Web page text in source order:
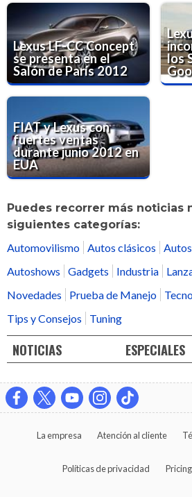
Lexus LF-CC Concept
se presenta en el
Salón de París 2012
los
FIAT y Lexus con
fuertes ventas
durante junio 2012 en
EUA
Puedes recorrer más noticias
siguientes categorías:
Automovilismo Autos clásicos
Autoshows
Gadgets Industria
Novedades
Prueba de Manejo
Tips y Consejos
Tuning
NOTICIAS ESPECIALES
La empresa Atención al cliente
Políticas de privacidad Pricing